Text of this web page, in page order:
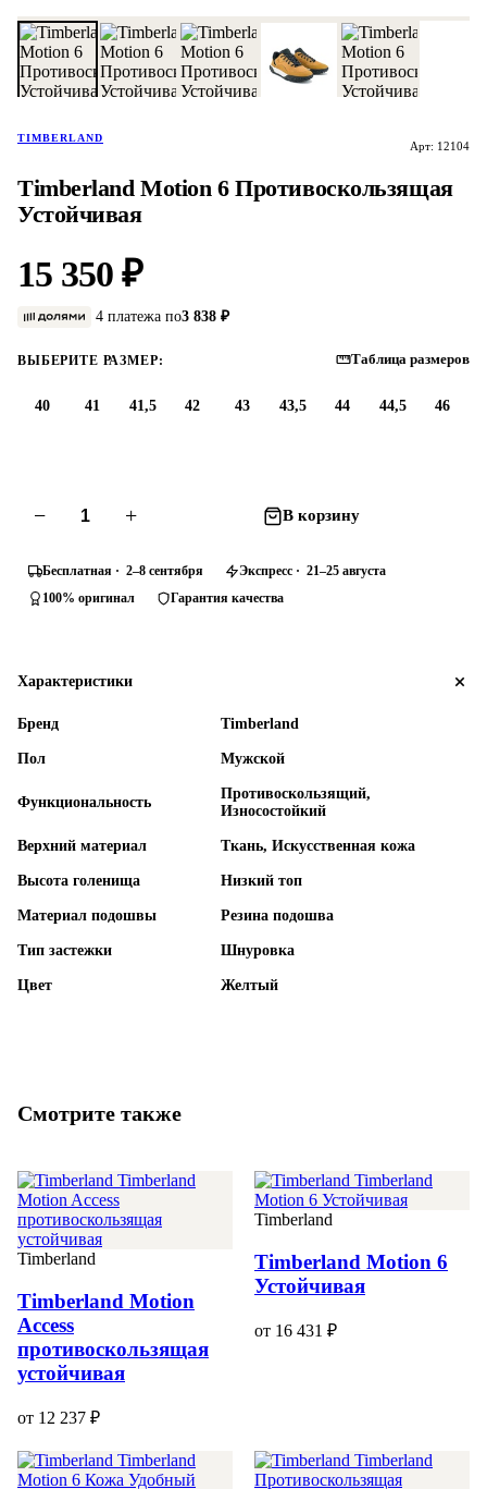
TIMBERLAND
Арт: 12104
Timberland Motion 6 Противоскользящая
Устойчивая
15 350 ₽
4 платежа по3 838 ₽
ВЫБЕРИТЕ РАЗМЕР: Таблица размеров
40 41 41,5 42 43 43,5 44 44,5 46
− + В корзину
Бесплатная · 2–8 сентября
Экспресс · 21–25 августа
100% оригинал
Гарантия качества
Характеристики
Бренд Timberland
Пол Мужской
Функциональность
Противоскользящий,
Износостойкий
Верхний материал Ткань, Искусственная кожа
Высота голенища Низкий топ
Материал подошвы Резина подошва
Тип застежки Шнуровка
Цвет Желтый
Смотрите также
Timberland
Timberland Motion
Access
противоскользящая
устойчивая
от 12 237 ₽
Timberland
Timberland Motion 6
Устойчивая
от 16 431 ₽